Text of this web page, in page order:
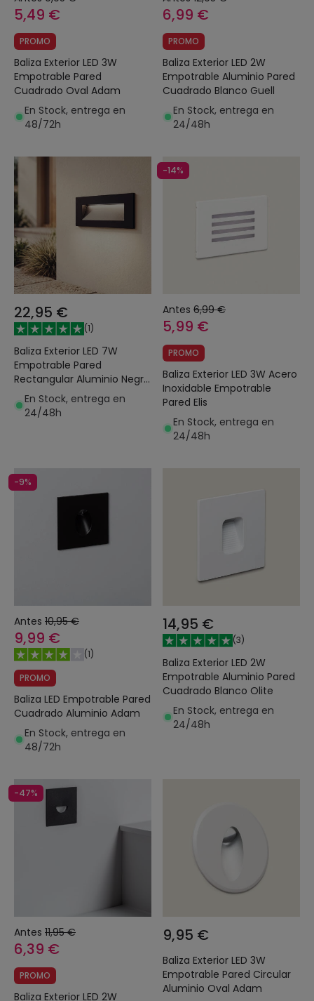
5,49 €
PROMO
Baliza Exterior LED 3W
Empotrable Pared
Cuadrado Oval Adam
En Stock, entrega en
48/72h
6,99 €
PROMO
Baliza Exterior LED 2W
Empotrable Aluminio Pared
Cuadrado Blanco Guell
En Stock, entrega en
24/48h
22,95 €
(1)
Baliza Exterior LED 7W
Empotrable Pared
Rectangular Aluminio Negro
Groult
En Stock, entrega en
24/48h
-14%
Antes 6,99 €
5,99 €
PROMO
Baliza Exterior LED 3W Acero
Inoxidable Empotrable
Pared Elis
En Stock, entrega en
24/48h
-9%
Antes 10,95 €
9,99 €
(1)
PROMO
Baliza LED Empotrable Pared
Cuadrado Aluminio Adam
En Stock, entrega en
48/72h
14,95 €
(3)
Baliza Exterior LED 2W
Empotrable Aluminio Pared
Cuadrado Blanco Olite
En Stock, entrega en
24/48h
-47%
Antes 11,95 €
6,39 €
PROMO
Baliza Exterior LED 2W
9,95 €
Baliza Exterior LED 3W
Empotrable Pared Circular
Aluminio Oval Adam